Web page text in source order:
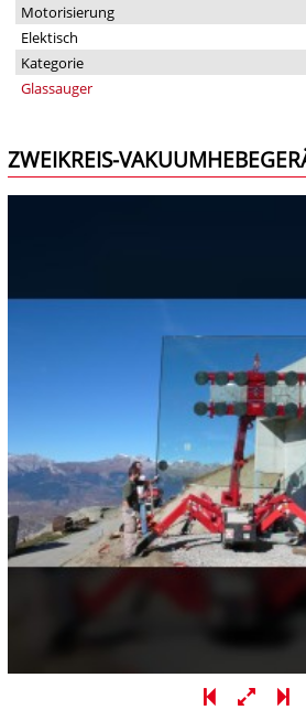
Motorisierung
Elektisch
Kategorie
Glassauger
ZWEIKREIS-